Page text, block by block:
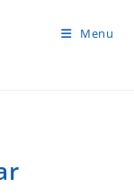
Menu